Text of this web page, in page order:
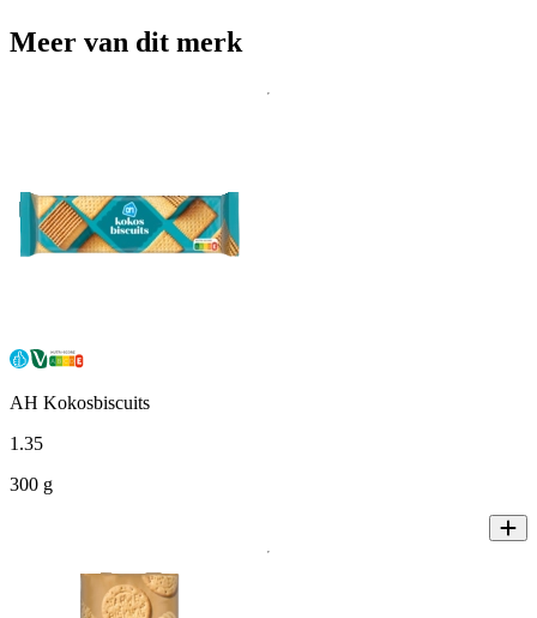
Meer van dit merk
AH Kokosbiscuits
1 .35
300 g